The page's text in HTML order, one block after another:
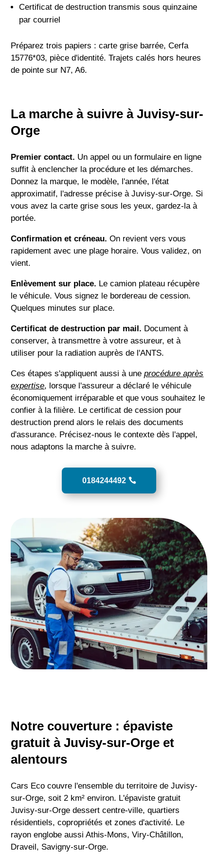
Certificat de destruction transmis sous quinzaine
par courriel
Préparez trois papiers : carte grise barrée, Cerfa
15776*03, pièce d'identité. Trajets calés hors heures
de pointe sur N7, A6.
La marche à suivre à Juvisy-sur-
Orge
Premier contact. Un appel ou un formulaire en ligne
suffit à enclencher la procédure et les démarches.
Donnez la marque, le modèle, l'année, l'état
approximatif, l'adresse précise à Juvisy-sur-Orge. Si
vous avez la carte grise sous les yeux, gardez-la à
portée.
Confirmation et créneau. On revient vers vous
rapidement avec une plage horaire. Vous validez, on
vient.
Enlèvement sur place. Le camion plateau récupère
le véhicule. Vous signez le bordereau de cession.
Quelques minutes sur place.
Certificat de destruction par mail. Document à
conserver, à transmettre à votre assureur, et à
utiliser pour la radiation auprès de l'ANTS.
Ces étapes s'appliquent aussi à uneprocédure après
expertise, lorsque l'assureur a déclaré le véhicule
économiquement irréparable et que vous souhaitez le
confier à la filière. Le certificat de cession pour
destruction prend alors le relais des documents
d'assurance. Précisez-nous le contexte dès l'appel,
nous adaptons la marche à suivre.
0184244492
Notre couverture : épaviste
gratuit à Juvisy-sur-Orge et
alentours
Cars Eco couvre l'ensemble du territoire de Juvisy-
sur-Orge, soit 2 km² environ. L'épaviste gratuit
Juvisy-sur-Orge dessert centre-ville, quartiers
résidentiels, copropriétés et zones d'activité. Le
rayon englobe aussi Athis-Mons, Viry-Châtillon,
Draveil, Savigny-sur-Orge.